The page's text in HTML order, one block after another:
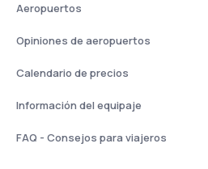
Aeropuertos
Opiniones de aeropuertos
Calendario de precios
Información del equipaje
FAQ - Consejos para viajeros